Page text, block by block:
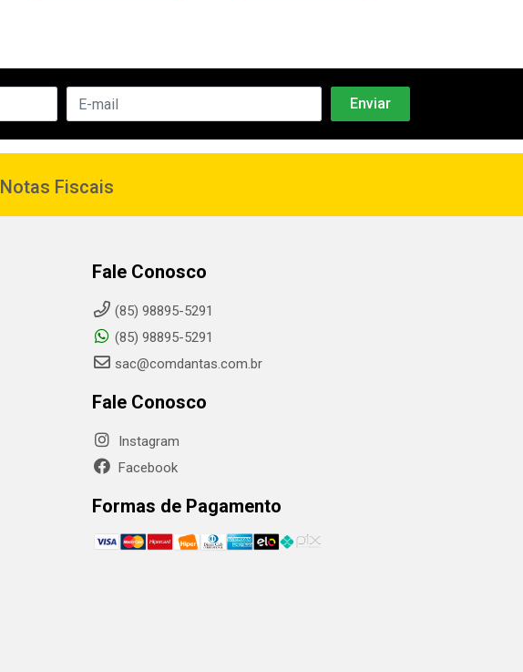
Notas Fiscais
Fale Conosco
(85) 98895-5291
(85) 98895-5291
sac@comdantas.com.br
Fale Conosco
Instagram
Facebook
Formas de Pagamento